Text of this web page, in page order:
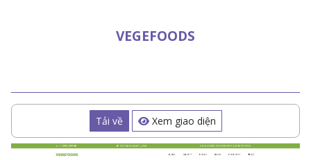
VEGEFOODS
Tải về Xem giao diện